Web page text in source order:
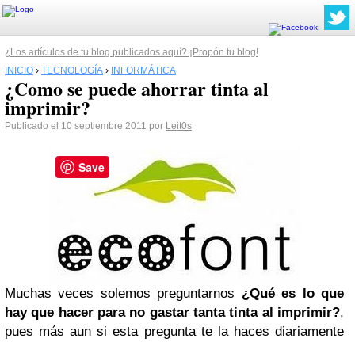
¿Los artículos de tu blog publicados aquí? ¡Propón tu blog!
INICIO › TECNOLOGÍA › INFORMÁTICA
¿Como se puede ahorrar tinta al
imprimir?
Publicado el 10 septiembre 2011 por Leit0s
Muchas veces solemos preguntarnos ¿Qué es lo que
hay que hacer para no gastar tanta tinta al imprimir?,
pues más aun si esta pregunta te la haces diariamente
Save